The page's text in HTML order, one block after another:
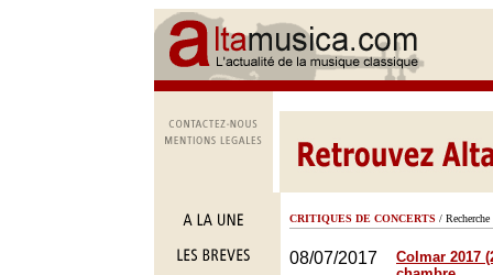
CRITIQUES DE CONCERTS / Recherche
08/07/2017
Colmar 2017